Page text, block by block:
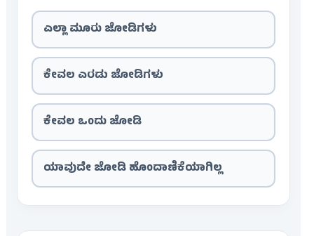
ಎಲ್ಲಾ ಮೂರು ಜೋಡಿಗಳು
ಕೇವಲ ಎರಡು ಜೋಡಿಗಳು
ಕೇವಲ ಒಂದು ಜೋಡಿ
ಯಾವುದೇ ಜೋಡಿ ಹೊಂದಾಣಿಕೆಯಾಗಿಲ್ಲ